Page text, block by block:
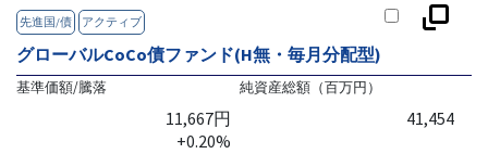
先進国/債 アクティブ
グローバルCoCo債ファンド(H無・毎月分配型)
基準価額/騰落
11,667円
+0.20%
純資産総額（百万円）
41,454